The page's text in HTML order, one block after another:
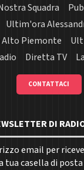
Squadra
Ultim'ora
Piemonte
Diretta TV
CONTATTACI
DI
email per
casella di